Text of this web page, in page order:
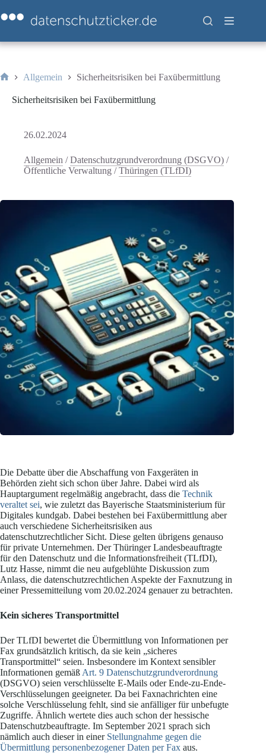
Inhalt
springen
Allgemein Sicherheitsrisiken bei Faxübermittlung
Sicherheitsrisiken bei Faxübermittlung
26.02.2024
Allgemein /Datenschutzgrundverordnung (DSGVO) /
Öffentliche Verwaltung /Thüringen (TLfDI)
Die Debatte über die Abschaffung von Faxgeräten in
Behörden zieht sich schon über Jahre. Dabei wird als
Hauptargument regelmäßig angebracht, dass die Technik
veraltet sei, wie zuletzt das Bayerische Staatsministerium für
Digitales kundgab. Dabei bestehen bei Faxübermittlung aber
auch verschiedene Sicherheitsrisiken aus
datenschutzrechtlicher Sicht. Diese gelten übrigens genauso
für private Unternehmen. Der Thüringer Landesbeauftragte
für den Datenschutz und die Informationsfreiheit (TLfDI),
Lutz Hasse, nimmt die neu aufgeblühte Diskussion zum
Anlass, die datenschutzrechtlichen Aspekte der Faxnutzung in
einer Pressemitteilung vom 20.02.2024 genauer zu betrachten.
Kein sicheres Transportmittel
Der TLfDI bewertet die Übermittlung von Informationen per
Fax grundsätzlich kritisch, da sie kein „sicheres
Transportmittel“ seien. Insbesondere im Kontext sensibler
Informationen gemäß Art. 9 Datenschutzgrundverordnung
(DSGVO) seien verschlüsselte E-Mails oder Ende-zu-Ende-
Verschlüsselungen geeigneter. Da bei Faxnachrichten eine
solche Verschlüsselung fehlt, sind sie anfälliger für unbefugte
Zugriffe. Ähnlich wertete dies auch schon der hessische
Datenschutzbeauftragte. Im September 2021 sprach sich
nämlich auch dieser in einer Stellungnahme gegen die
Übermittlung personenbezogener Daten per Fax aus.